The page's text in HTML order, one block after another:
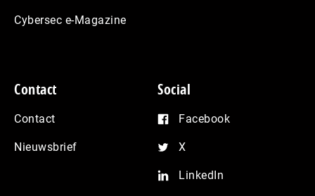
Cybersec e-Magazine
Contact
Contact
Nieuwsbrief
Social
Facebook
X
LinkedIn